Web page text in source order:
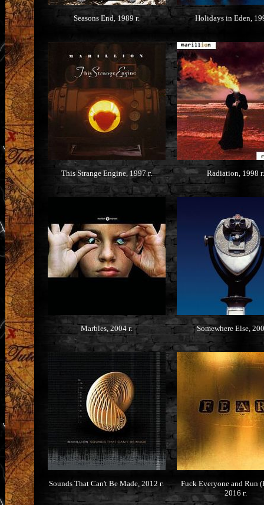
Seasons End, 1989 г. Holidays in Eden,
This Strange Engine, 1997 г. Radiation, 1998 г.
Marbles, 2004 г. Somewhere Else,
Sounds That Can't Be Made, 2012 г.
Fuck Everyone and Run
2016 г.